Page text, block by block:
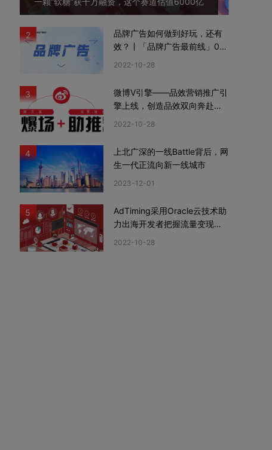
2
品牌广告如何做到好玩，还有
效？丨「品牌广告最前线」02
2022-10-28
3
微博V引擎——品效营销推广引
擎上线，创造品效双向奔赴新
2022-10-28
4
上北广深的一线Battle背后，网
生一代正流向新一线城市
2023-12-01
5
AdTiming采用Oracle云技术助
力出海开发者把握流量变现新
2022-10-28